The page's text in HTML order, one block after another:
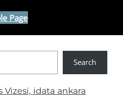
Page
Search
Vizesi, idata ankara